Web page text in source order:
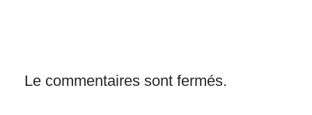
Le commentaires sont fermés.